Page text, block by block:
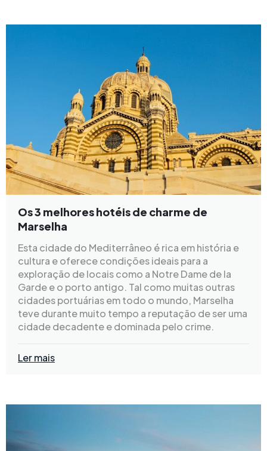
Os 3 melhores hotéis de charme de
Marselha
Esta cidade do Mediterrâneo é rica em história e
cultura e oferece condições ideais para a
exploração de locais como a Notre Dame de la
Garde e o porto antigo. Tal como muitas outras
cidades portuárias em todo o mundo, Marselha
teve durante muito tempo a reputação de ser uma
cidade decadente e dominada pelo crime.
Ler mais